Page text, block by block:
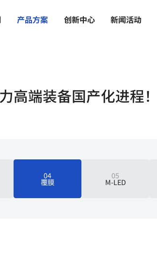
产品方案 创新中心 新闻活动
高端装备国产化进程！
04
覆膜
05
M-LED